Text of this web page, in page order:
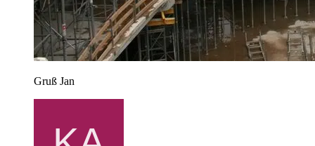
Gruß Jan